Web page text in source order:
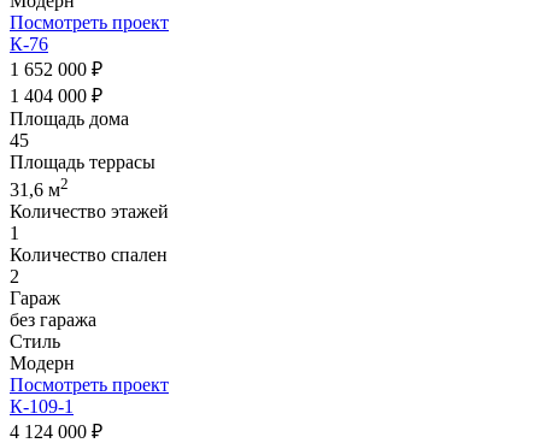
Посмотреть проект
К-76
1 652 000 ₽
1 404 000 ₽
Площадь дома
45
Площадь террасы
31,6 м2
Количество этажей
1
Количество спален
2
Гараж
без гаража
Стиль
Модерн
Посмотреть проект
К-109-1
4 124 000 ₽